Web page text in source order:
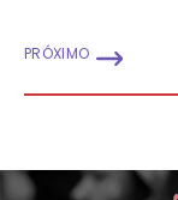
PRÓXIMO